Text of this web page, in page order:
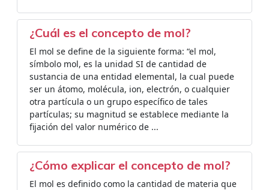
¿Cuál es el concepto de mol?
El mol se define de la siguiente forma: “el mol,
símbolo mol, es la unidad SI de cantidad de
sustancia de una entidad elemental, la cual puede
ser un átomo, molécula, ion, electrón, o cualquier
otra partícula o un grupo específico de tales
partículas; su magnitud se establece mediante la
fijación del valor numérico de ...
¿Cómo explicar el concepto de mol?
El mol es definido como la cantidad de materia que